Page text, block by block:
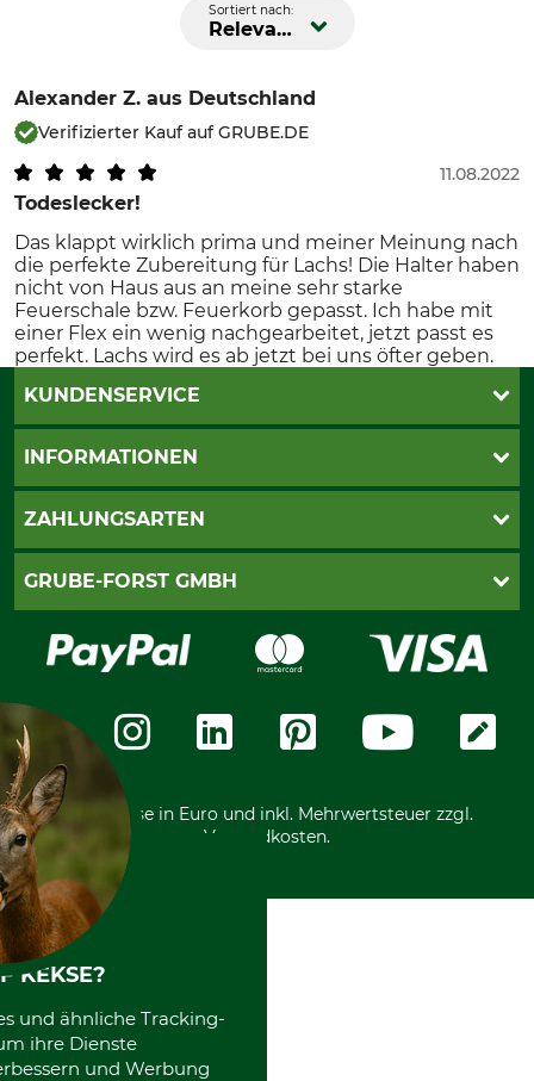
Sortiert nach:
Relevanz
Alexander Z. aus Deutschland
Verifizierter Kauf auf GRUBE.DE
Todeslecker!
11.08.2022
Das klappt wirklich prima und meiner Meinung nach
die perfekte Zubereitung für Lachs! Die Halter haben
nicht von Haus aus an meine sehr starke
Feuerschale bzw. Feuerkorb gepasst. Ich habe mit
einer Flex ein wenig nachgearbeitet, jetzt passt es
perfekt. Lachs wird es ab jetzt bei uns öfter geben.
KUNDENSERVICE
Katalogbestellung
INFORMATIONEN
AGB
Widerrufsformular
Zahlungsarten
ZAHLUNGSARTEN
PayPal
Rechnung
Vorkasse
GRUBE-FORST GMBH
Karriere
Über uns
Community
International
*Alle Preise in Euro und inkl. Mehrwertsteuer zzgl.
Versandkosten.
KEKSE?
und ähnliche Tracking-
ihre Dienste
und Werbung